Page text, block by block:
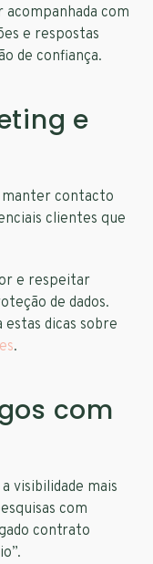
acompanhada com
e respostas
de confiança.
e
manter contacto
clientes que
e respeitar
de dados.
estas dicas sobre
.
com
visibilidade mais
com
contrato